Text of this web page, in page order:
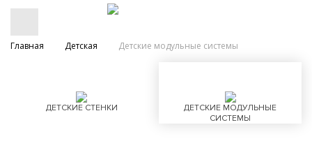
Главная Детская Детские модульные системы
ДЕТСКИЕ СТЕНКИ
ДЕТСКИЕ МОДУЛЬНЫЕ
СИСТЕМЫ